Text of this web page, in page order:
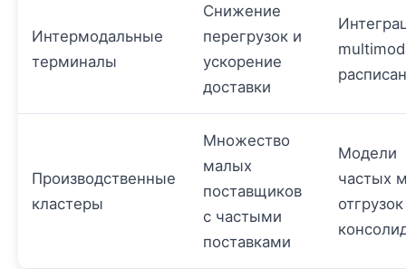
Интермодальные
терминалы
Снижение
перегрузок и
ускорение
доставки
Производственные
кластеры
Множество
малых
поставщиков
с частыми
поставками
Модели
частых